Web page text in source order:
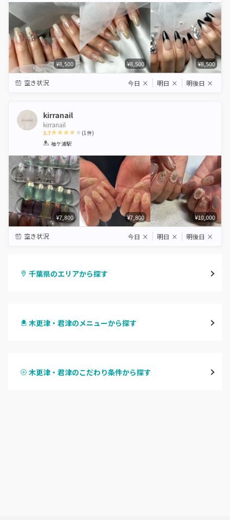
¥8,500 ¥8,500 ¥8,500
空き状況 今日 × 明日 × 明後日 ×
kirranail
kirranail
3.7
1 2 3 4
(1件)
袖ケ浦駅
¥7,800 ¥7,800 ¥10,000
空き状況 今日 × 明日 × 明後日 ×
千葉県のエリアから探す
木更津・君津のメニューから探す
木更津・君津のこだわり条件から探す